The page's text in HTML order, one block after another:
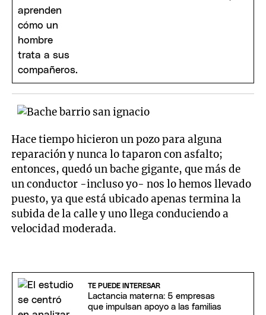
Hace tiempo hicieron un pozo para alguna
reparación y nunca lo taparon con asfalto;
entonces, quedó un bache gigante, que más de
un conductor -incluso yo- nos lo hemos llevado
puesto, ya que está ubicado apenas termina la
subida de la calle y uno llega conduciendo a
velocidad moderada.
TE PUEDE INTERESAR
Lactancia materna: 5 empresas
que impulsan apoyo a las familias